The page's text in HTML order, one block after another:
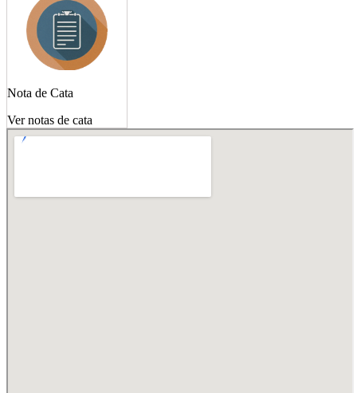
Nota de Cata
Ver notas de cata